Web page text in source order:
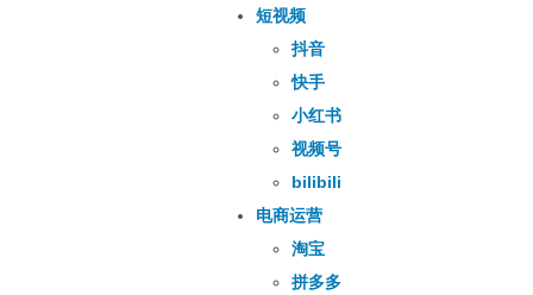
短视频
抖音
快手
小红书
视频号
bilibili
电商运营
淘宝
拼多多